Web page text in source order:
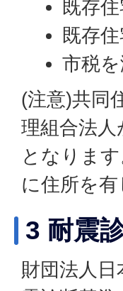
既存
既存
市税
(注意)共同
理組合法
となりま
に住所を
3 耐震
財団法人